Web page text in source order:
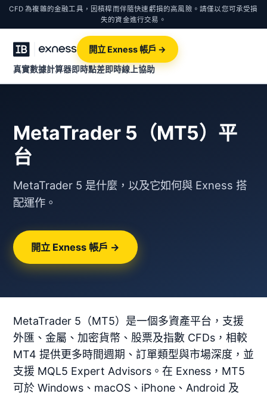
CFD 為複雜的金融工具，因槓桿而伴隨快速虧損的高風險。請僅以您可承受損
失的資金進行交易。
真實數據計算器即時點差即時線上協助
開立 Exness 帳戶 →
MetaTrader 5（MT5）平
台
MetaTrader 5 是什麼，以及它如何與 Exness 搭
配運作。
開立 Exness 帳戶 →
MetaTrader 5（MT5）是一個多資產平台，支援
外匯、金屬、加密貨幣、股票及指數 CFDs，相較
MT4 提供更多時間週期、訂單類型與市場深度，並
支援 MQL5 Expert Advisors。在 Exness，MT5
可於 Windows、macOS、iPhone、Android 及